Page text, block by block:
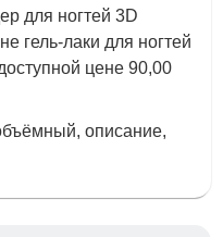
для ногтей 3D
гель-лаки для ногтей
цене 90,00
описание,